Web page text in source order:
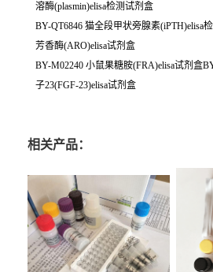
溶酶(plasmin)elisa检测试剂盒
BY-QT6846 猫全段甲状旁腺素(iPTH)elisa
芳香酶(ARO)elisa试剂盒
BY-M02240 小鼠果糖胺(FRA)elisa试剂盒
子23(FGF-23)elisa试剂盒
相关产品：